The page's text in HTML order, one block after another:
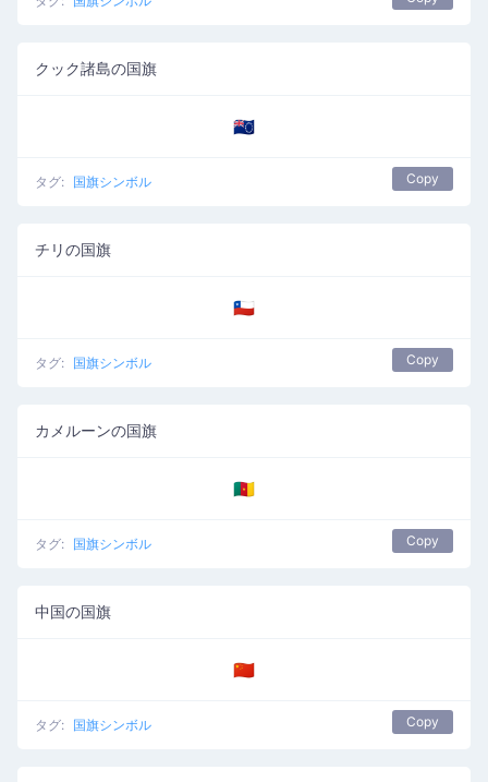
クック諸島の国旗
🇨🇰
タグ: 国旗シンボル Copy
チリの国旗
🇨🇱
タグ: 国旗シンボル Copy
カメルーンの国旗
🇨🇲
タグ: 国旗シンボル Copy
中国の国旗
🇨🇳
タグ: 国旗シンボル Copy